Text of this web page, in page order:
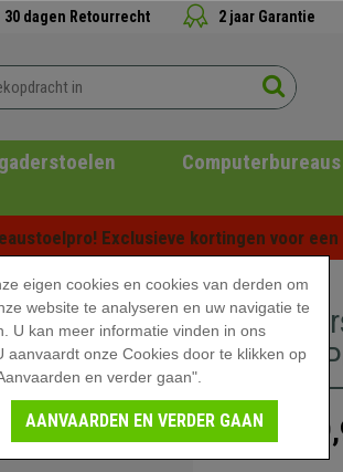
30 dagen Retourrecht 2 jaar Garantie
Computerbureaus
Exclusieve kortingen voor
Houten
139,90 €
eigen cookies en cookies van derden om
website te analyseren en uw navigatie te
U kan meer informatie vinden in ons
aanvaardt onze Cookies door te klikken op
en verder gaan".
AANVAARDEN EN VERDER GAAN